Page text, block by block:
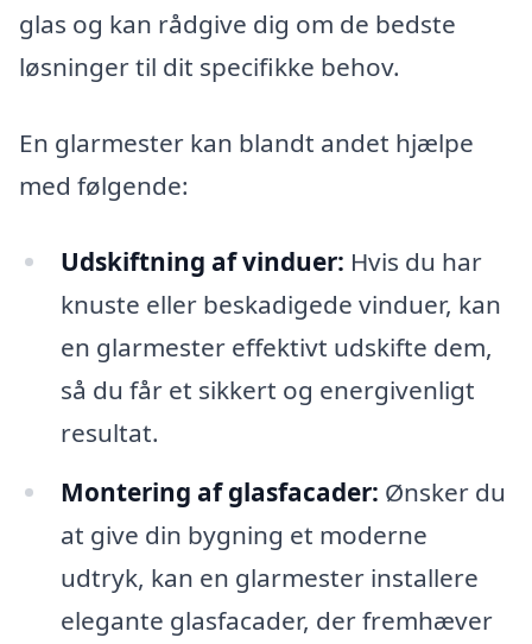
glas og kan rådgive dig om de bedste
løsninger til dit specifikke behov.
En glarmester kan blandt andet hjælpe
med følgende:
Udskiftning af vinduer: Hvis du har
knuste eller beskadigede vinduer, kan
en glarmester effektivt udskifte dem,
så du får et sikkert og energivenligt
resultat.
Montering af glasfacader: Ønsker du
at give din bygning et moderne
udtryk, kan en glarmester installere
elegante glasfacader, der fremhæver